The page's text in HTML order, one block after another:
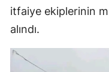
itfaiye ekiplerinin
alındı.